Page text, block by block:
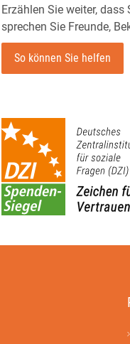
Erzählen Sie weiter,
sprechen Sie Freunde,
So können Sie helfen